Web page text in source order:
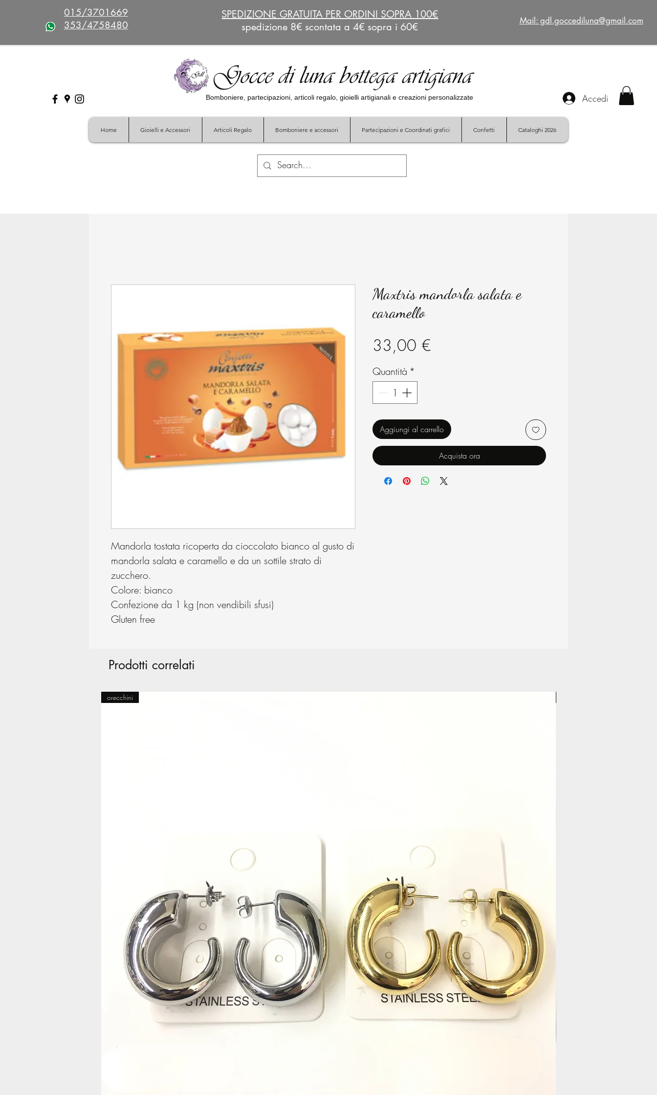
015/3701669
353/4758480
SPEDIZIONE GRATUITA PER ORDINI SOPRA 100€
spedizione 8€ scontata a 4€ sopra i 60€
Mail: gdl.goccediluna@gmail.com
Gocce di luna bottega artigiana
Bomboniere, partecipazioni, articoli regalo, gioielli artigianali e creazioni personalizzate
Home Gioielli e Accessori Articoli Regalo Bomboniere e accessori Partecipazioni e Coordinati grafici Confetti Cataloghi 2026
Accedi
Mandorla tostata ricoperta da cioccolato bianco al gusto di
mandorla salata e caramello e da un sottile strato di
zucchero.
Colore: bianco
Confezione da 1 kg (non vendibili sfusi)
Gluten free
Maxtris mandorla salata e
caramello
33,00 €
Quantità *
Aggiungi al carrello
Acquista ora
Prodotti correlati
orecchini